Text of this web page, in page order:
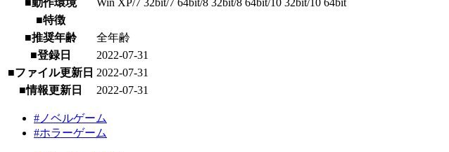
■動作環境
Win XP/7 32bit/7 64bit/8 32bit/8 64bit/10 32bit/10 64bit
■特徴
■推奨年齢
全年齢
■登録日
2022-07-31
■ファイル更新日 2022-07-31
■情報更新日
2022-07-31
#ノベルゲーム
#ホラーゲーム